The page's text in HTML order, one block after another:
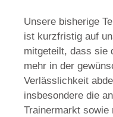
Unsere bisherige
ist kurzfristig auf
mitgeteilt, dass sie
mehr in der
Verlässlichkeit
insbesondere die
Trainermarkt sowie